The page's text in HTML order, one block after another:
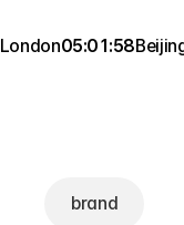
London05:01:58
brand